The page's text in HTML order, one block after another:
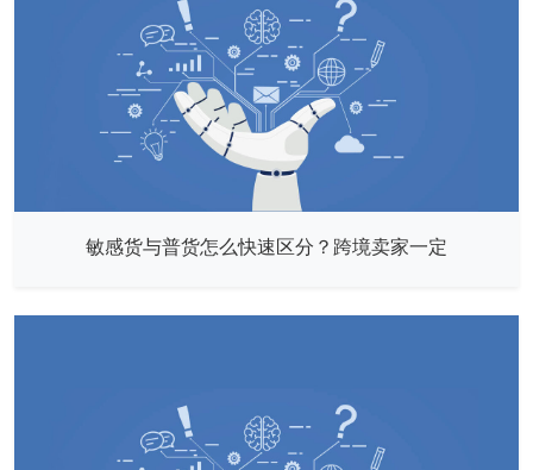
敏感货与普货怎么快速区分？跨境卖家一定